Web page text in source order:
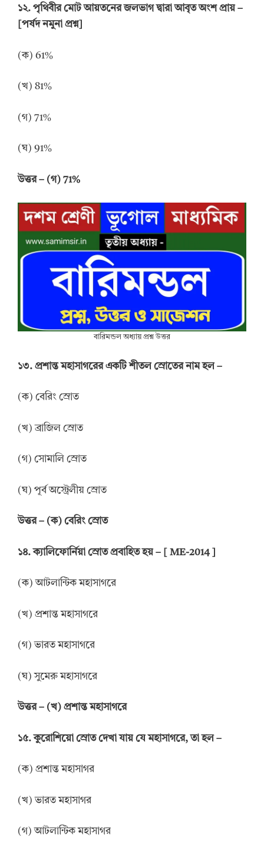
১২. পৃথিবীর মোট আয়তনের জলভাগ দ্বারা আবৃত অংশ প্রায়–
[পর্ষদ নমুনা প্রশ্ন]
(ক) 61%
(খ) 81%
(গ) 71%
(ঘ) 91%
উত্তর– (গ) 71%
বারিমন্ডল অধ্যায় প্রশ্ন উত্তর
১৩. প্রশান্ত মহাসাগরের একটি শীতল স্রোতের নাম হল –
(ক) বেরিং স্রোত
(খ) ব্রাজিল স্রোত
(গ) সোমালি স্রোত
(ঘ) পূর্ব অস্ট্রেলীয় স্রোত
উত্তর– (ক) বেরিং স্রোত
১৪. ক্যালিফোর্নিয়া স্রোত প্রবাহিত হয় – [ ME-2014 ]
(ক) আটলান্টিক মহাসাগরে
(খ) প্রশান্ত মহাসাগরে
(গ) ভারত মহাসাগরে
(ঘ) সুমেরু মহাসাগরে
উত্তর– (খ) প্রশান্ত মহাসাগরে
১৫. কুরোশিয়ো স্রোত দেখা যায় যে মহাসাগরে, তা হল –
(ক) প্রশান্ত মহাসাগর
(খ) ভারত মহাসাগর
(গ) আটলান্টিক মহাসাগর